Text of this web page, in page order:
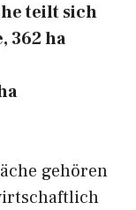
teilt sich
362 ha
gehören